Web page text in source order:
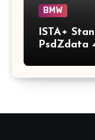
BMW
ISTA+
PsdZdata